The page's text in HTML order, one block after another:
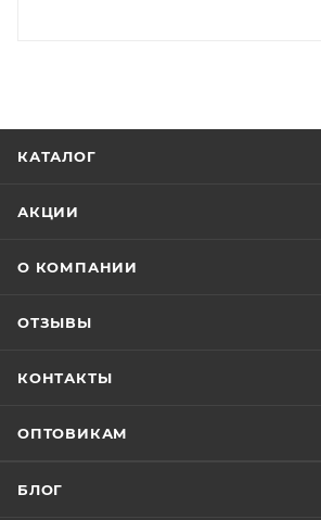
КАТАЛОГ
АКЦИИ
О КОМПАНИИ
ОТЗЫВЫ
КОНТАКТЫ
ОПТОВИКАМ
БЛОГ